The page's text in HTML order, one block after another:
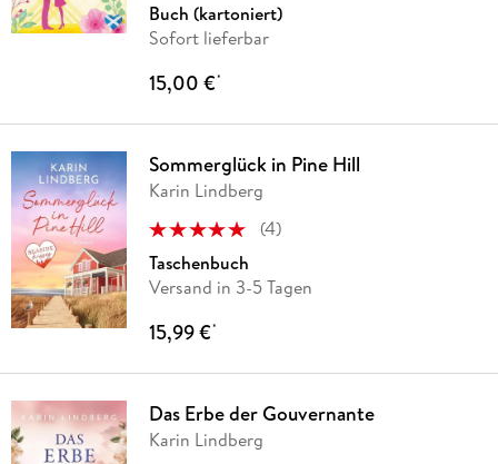
Buch (kartoniert)
Sofort lieferbar
15,00 €*
Sommerglück in Pine Hill
Karin Lindberg
(4)
Taschenbuch
Versand in 3-5 Tagen
15,99 €*
Das Erbe der Gouvernante
Karin Lindberg